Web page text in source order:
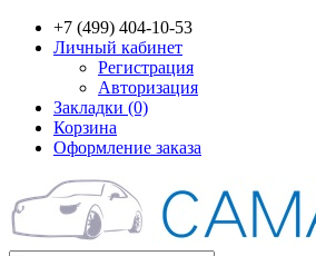
+7 (499) 404-10-53
Личный кабинет
Регистрация
Авторизация
Закладки (0)
Корзина
Оформление заказа